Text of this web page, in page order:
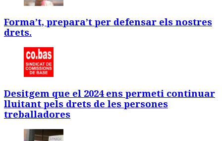
Forma’t, prepara’t per defensar els nostres
drets.
Desitgem que el 2024 ens permeti continuar
lluitant pels drets de les persones
treballadores